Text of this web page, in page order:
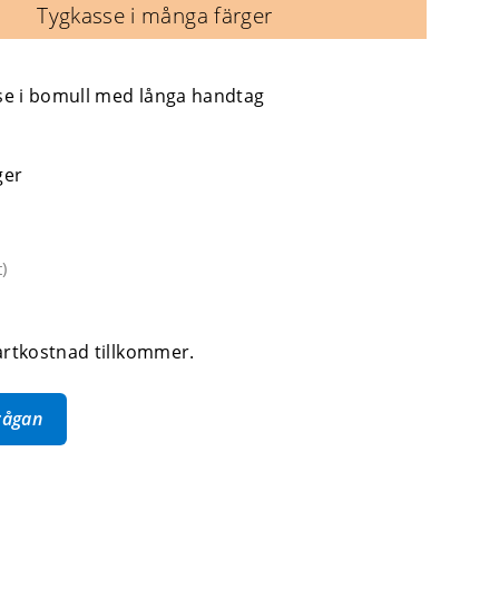
Tygkasse i många färger
i bomull med långa handtag
)
tillkommer.